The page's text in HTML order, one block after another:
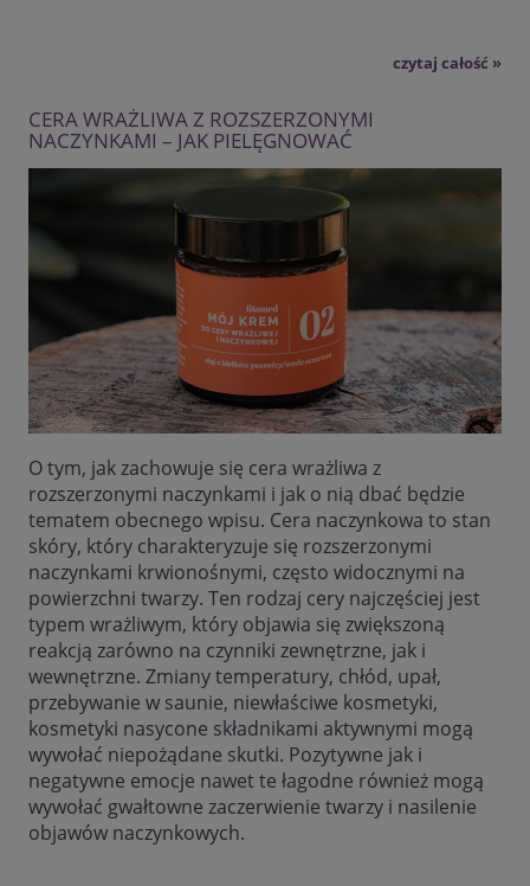
czytaj całość »
CERA WRAŻLIWA Z ROZSZERZONYMI
NACZYNKAMI – JAK PIELĘGNOWAĆ
O tym, jak zachowuje się cera wrażliwa z
rozszerzonymi naczynkami i jak o nią dbać będzie
tematem obecnego wpisu. Cera naczynkowa to stan
skóry, który charakteryzuje się rozszerzonymi
naczynkami krwionośnymi, często widocznymi na
powierzchni twarzy. Ten rodzaj cery najczęściej jest
typem wrażliwym, który objawia się zwiększoną
reakcją zarówno na czynniki zewnętrzne, jak i
wewnętrzne. Zmiany temperatury, chłód, upał,
przebywanie w saunie, niewłaściwe kosmetyki,
kosmetyki nasycone składnikami aktywnymi mogą
wywołać niepożądane skutki. Pozytywne jak i
negatywne emocje nawet te łagodne również mogą
wywołać gwałtowne zaczerwienie twarzy i nasilenie
objawów naczynkowych.